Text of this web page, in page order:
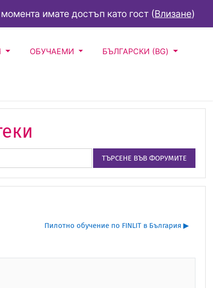
имате достъп като гост (Влизане)
ОБУЧАЕМИ БЪЛГАРСКИ ‎(BG)‎
ТЪРСЕНЕ ВЪВ ФОРУМИТЕ
Пилотно обучение по FINLIT в България ▶︎